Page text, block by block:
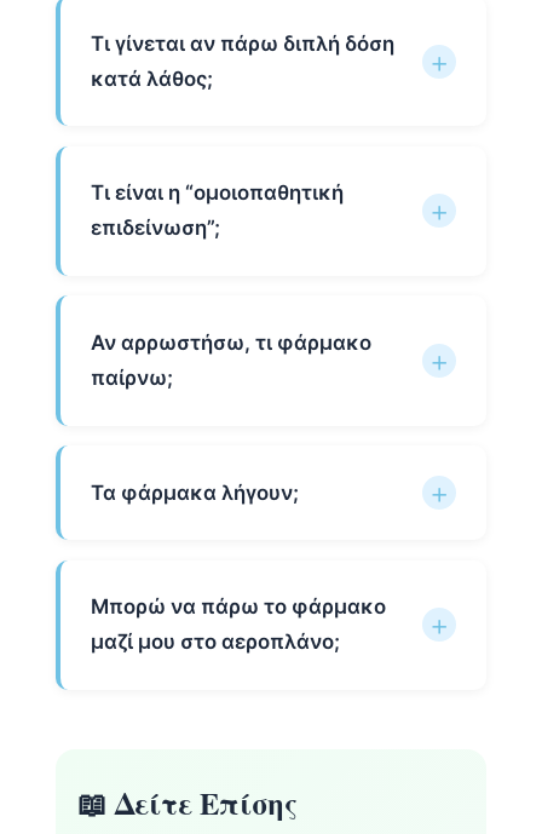
Τι γίνεται αν πάρω διπλή δόση
κατά λάθος;
Τι είναι η “ομοιοπαθητική
επιδείνωση”;
Αν αρρωστήσω, τι φάρμακο
παίρνω;
Τα φάρμακα λήγουν;
Μπορώ να πάρω το φάρμακο
μαζί μου στο αεροπλάνο;
📖 Δείτε Επίσης